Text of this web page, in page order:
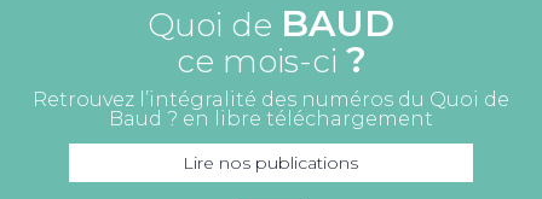
Quoi de BAUD
ce mois-ci ?
Retrouvez l’intégralité des numéros du Quoi de
Baud ? en libre téléchargement
Lire nos publications